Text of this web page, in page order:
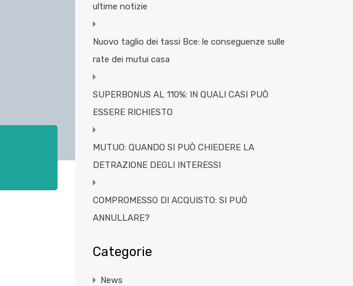
ultime notizie
Nuovo taglio dei tassi Bce: le conseguenze sulle
rate dei mutui casa
SUPERBONUS AL 110%: IN QUALI CASI PUÒ
ESSERE RICHIESTO
MUTUO: QUANDO SI PUÒ CHIEDERE LA
DETRAZIONE DEGLI INTERESSI
COMPROMESSO DI ACQUISTO: SI PUÒ
ANNULLARE?
Categorie
News